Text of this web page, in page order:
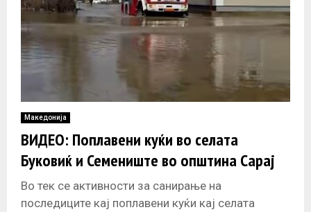
R
Y
E
N
U
Македонија
ВИДЕО: Поплавени куќи во селата
Буковиќ и Семениште во општина Сарај
Во тек се активности за санирање на
последиците кај поплавени куќи кај селата